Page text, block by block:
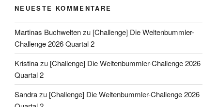
NEUESTE KOMMENTARE
Martinas Buchweltenzu [Challenge] Die Weltenbummler-
Challenge 2026 Quartal 2
Kristinazu [Challenge] Die Weltenbummler-Challenge 2026
Quartal 2
Sandrazu [Challenge] Die Weltenbummler-Challenge 2026